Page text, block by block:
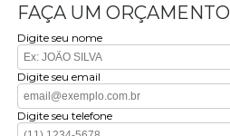
FAÇA UM ORÇAMENTO
Digite seu nome
Digite seu email
Digite seu telefone